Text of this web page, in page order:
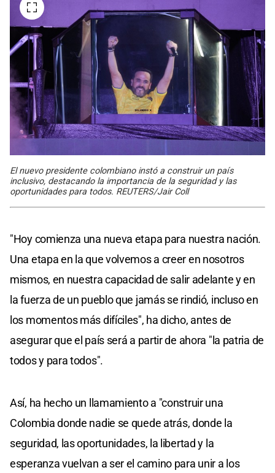
El nuevo presidente colombiano instó a construir un país
inclusivo, destacando la importancia de la seguridad y las
oportunidades para todos. REUTERS/Jair Coll
"Hoy comienza una nueva etapa para nuestra nación.
Una etapa en la que volvemos a creer en nosotros
mismos, en nuestra capacidad de salir adelante y en
la fuerza de un pueblo que jamás se rindió, incluso en
los momentos más difíciles", ha dicho, antes de
asegurar que el país será a partir de ahora "la patria de
todos y para todos".
Así, ha hecho un llamamiento a "construir una
Colombia donde nadie se quede atrás, donde la
seguridad, las oportunidades, la libertad y la
esperanza vuelvan a ser el camino para unir a los